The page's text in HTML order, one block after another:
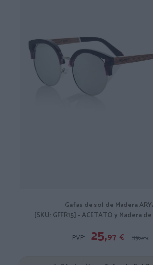
Gafas de sol de Madera
[SKU: GFFR15] - ACETATO y Madera
PVP: 25,97 € 39,95 €